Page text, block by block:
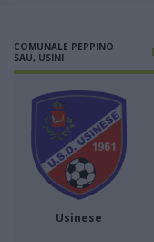
COMUNALE PEPPINO
SAU, USINI
Usinese